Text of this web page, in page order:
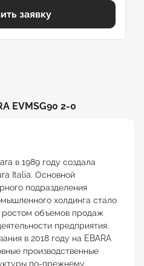
заявку
EVMSG90 2-0
в 1989 году создала
Italia. Основной
подразделения
холдинга стало
ростом объемов продаж
предприятия.
в 2018 году на EBARA
производственные
по-прежнему